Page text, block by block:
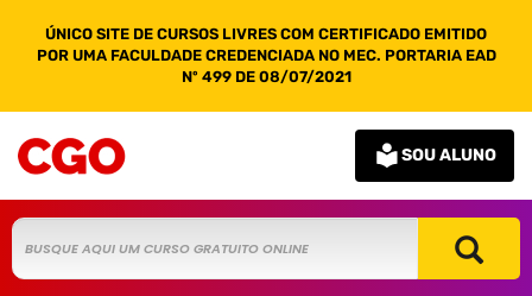
ÚNICO SITE DE CURSOS LIVRES COM CERTIFICADO EMITIDO
POR UMA FACULDADE CREDENCIADA NO MEC. PORTARIA EAD
Nº 499 DE 08/07/2021
SOU ALUNO